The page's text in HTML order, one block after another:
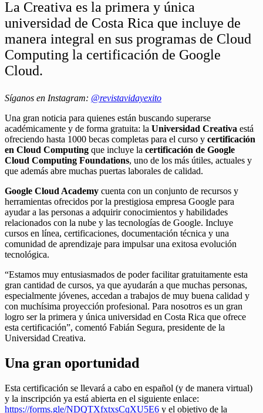
La Creativa es la primera y única
universidad de Costa Rica que incluye de
manera integral en sus programas de Cloud
Computing la certificación de Google
Cloud.
Síganos en Instagram: @revistavidayexito
Una gran noticia para quienes están buscando superarse
académicamente y de forma gratuita: la Universidad Creativa está
ofreciendo hasta 1000 becas completas para el curso y certificación
en Cloud Computing que incluye la certificación de Google
Cloud Computing Foundations, uno de los más útiles, actuales y
que además abre muchas puertas laborales de calidad.
Google Cloud Academy cuenta con un conjunto de recursos y
herramientas ofrecidos por la prestigiosa empresa Google para
ayudar a las personas a adquirir conocimientos y habilidades
relacionados con la nube y las tecnologías de Google. Incluye
cursos en línea, certificaciones, documentación técnica y una
comunidad de aprendizaje para impulsar una exitosa evolución
tecnológica.
“Estamos muy entusiasmados de poder facilitar gratuitamente esta
gran cantidad de cursos, ya que ayudarán a que muchas personas,
especialmente jóvenes, accedan a trabajos de muy buena calidad y
con muchísima proyección profesional. Para nosotros es un gran
logro ser la primera y única universidad en Costa Rica que ofrece
esta certificación”, comentó Fabián Segura, presidente de la
Universidad Creativa.
Una gran oportunidad
Esta certificación se llevará a cabo en español (y de manera virtual)
y la inscripción ya está abierta en el siguiente enlace:
https://forms.gle/NDQTXfxtxsCqXU5E6 y el objetivo de la